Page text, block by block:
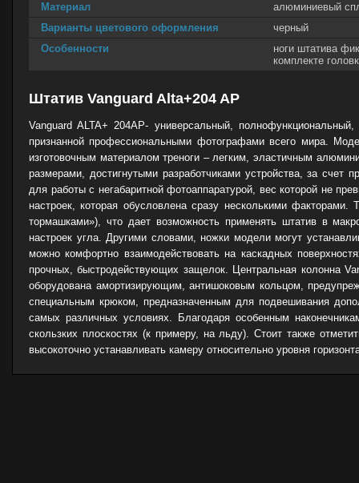
Материал
алюминиевый
Варианты цветового оформления
черный
Особенности
ноги штатива
комплекте
Штатив Vanguard Alta+204 AP
Vanguard ALTA+ 204AP- универсальный,
признанной профессиональными фотографами всего мира.
изготовочным материалом треноги – легким, эластичным
размерами, достигнутыми разработчиками устройства, за счет
для работы с негабаритной фотоаппаратурой, вес которой не
настроек, которая обусловлена сразу несколькими
тормашками»), что дает возможность применять штатив в
настроек угла. Другими словами, ножки модели могут
можно комфортно взаимодействовать на каскадных
прочных, быстродействующих защелок. Центральная колонна
оборудована амортизирующим, антишоковым кольцом,
специальным крюком, предназначенным для подвешивания
самых различных условиях. Благодаря особенным
скользких плоскостях (к примеру, на льду). Стоит также
высокоточно устанавливать камеру относительно уровня